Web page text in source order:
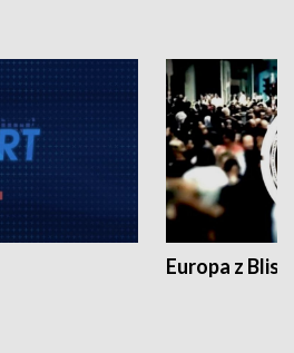
Europa z